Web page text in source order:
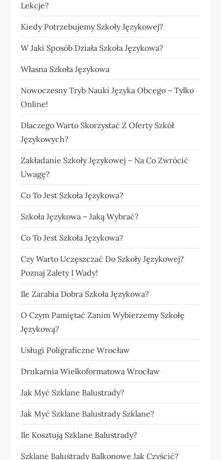
Lekcje?
Kiedy Potrzebujemy Szkoły Językowej?
W Jaki Sposób Działa Szkoła Językowa?
Własna Szkoła Językowa
Nowoczesny Tryb Nauki Języka Obcego – Tylko
Online!
Dlaczego Warto Skorzystać Z Oferty Szkół
Językowych?
Zakładanie Szkoły Językowej – Na Co Zwrócić
Uwagę?
Co To Jest Szkoła Językowa?
Szkoła Językowa – Jaką Wybrać?
Co To Jest Szkoła Językowa?
Czy Warto Uczęszczać Do Szkoły Językowej?
Poznaj Zalety I Wady!
Ile Zarabia Dobra Szkoła Językowa?
O Czym Pamiętać Zanim Wybierzemy Szkołę
Językową?
Usługi Poligraficzne Wrocław
Drukarnia Wielkoformatowa Wrocław
Jak Myć Szklane Balustrady?
Jak Myć Szklane Balustrady Szklane?
Ile Kosztują Szklane Balustrady?
Szklane Balustrady Balkonowe Jak Czyścić?